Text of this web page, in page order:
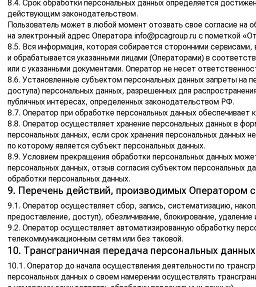
8.4. Срок обработки персональных данных определяется
действующим законодательством.
Пользователь может в любой момент отозвать свое согласие на
на электронный адрес Оператора info@pcagroup.ru с пометкой
8.5. Вся информация, которая собирается сторонними
и обрабатывается указанными лицами (Операторами) в
или с указанными документами. Оператор не несет
8.6. Установленные субъектом персональных данных запреты на
доступа) персональных данных, разрешенных для
публичных интересах, определенных законодательством РФ.
8.7. Оператор при обработке персональных данных обеспечивает
8.8. Оператор осуществляет хранение персональных данных в
персональных данных, если срок хранения персональных данных
по которому является субъект персональных данных.
8.9. Условием прекращения обработки персональных данных
персональных данных, отзыв согласия субъектом персональных
обработки персональных данных.
9. Перечень действий, производимых Оператором
9.1. Оператор осуществляет сбор, запись, систематизацию,
предоставление, доступ), обезличивание, блокирование,
9.2. Оператор осуществляет автоматизированную обработку
телекоммуникационным сетям или без таковой.
10. Трансграничная передача персональных данных
10.1. Оператор до начала осуществления деятельности по
персональных данных о своем намерении осуществлять